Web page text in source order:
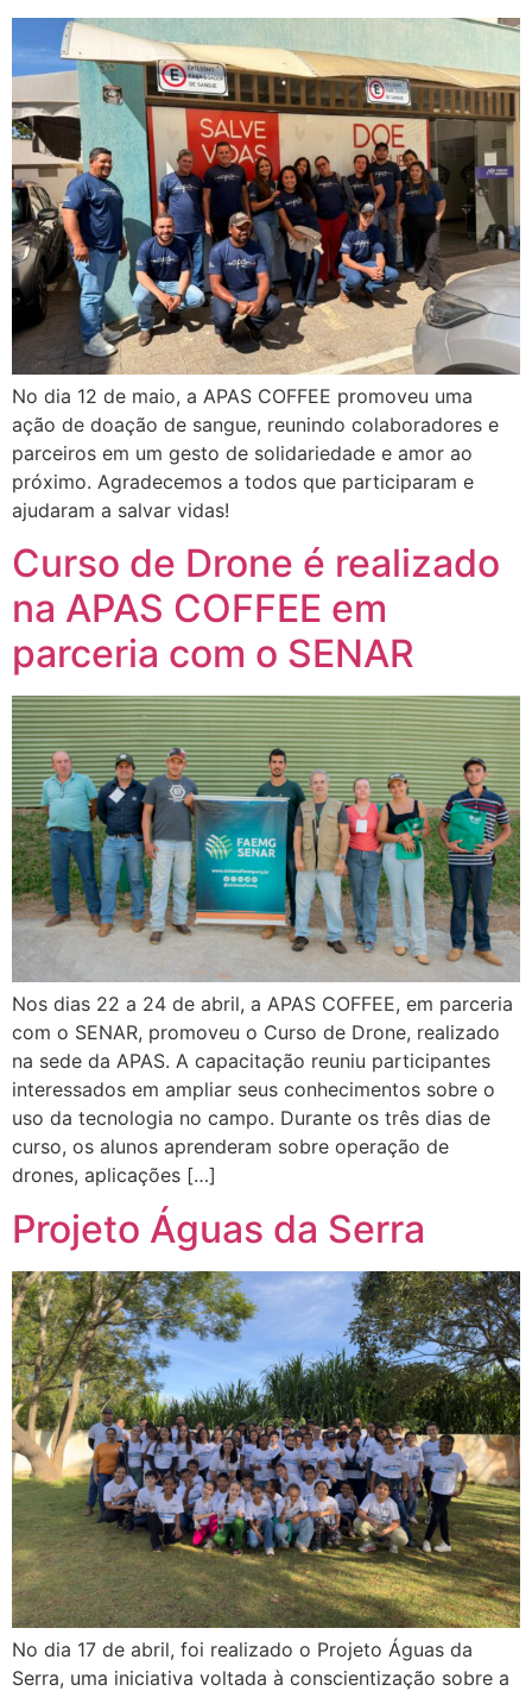
No dia 12 de maio, a APAS COFFEE promoveu uma
ação de doação de sangue, reunindo colaboradores e
parceiros em um gesto de solidariedade e amor ao
próximo. Agradecemos a todos que participaram e
ajudaram a salvar vidas!
Curso de Drone é realizado
na APAS COFFEE em
parceria com o SENAR
Nos dias 22 a 24 de abril, a APAS COFFEE, em parceria
com o SENAR, promoveu o Curso de Drone, realizado
na sede da APAS. A capacitação reuniu participantes
interessados em ampliar seus conhecimentos sobre o
uso da tecnologia no campo. Durante os três dias de
curso, os alunos aprenderam sobre operação de
drones, aplicações […]
Projeto Águas da Serra
No dia 17 de abril, foi realizado o Projeto Águas da
Serra, uma iniciativa voltada à conscientização sobre a